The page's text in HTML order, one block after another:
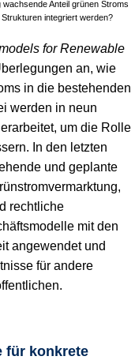
Anteil grünen Stroms
integriert werden?
for Renewable
an, wie
in die bestehenden
werden in neun
um die Rolle
In den letzten
und geplante
rechtliche
mit den
angewendet und
für andere
für konkrete